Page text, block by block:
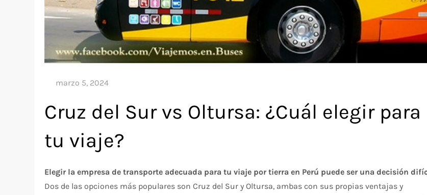
Cruz del Sur vs Oltursa: ¿Cuál elegir para
tu viaje?
Elegir la empresa de transporte adecuada para tu viaje por tierra en Perú puede ser una decisión
Dos de las opciones más populares son Cruz del Sur y Oltursa, ambas con sus propias ventajas y